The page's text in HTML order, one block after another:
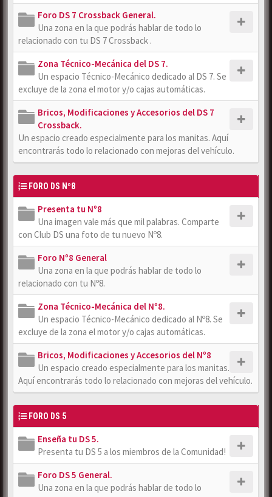
Foro DS 7 Crossback General.
Una zona en la que podrás hablar de todo lo
relacionado con tu DS 7 Crossback .
Zona Técnico-Mecánica del DS 7.
Un espacio Técnico-Mecánico dedicado al DS 7. Se
excluye de la zona el motor y/o cajas automáticas.
Bricos, Modificaciones y Accesorios del DS 7
Crossback.
Un espacio creado especialmente para los manitas. Aquí
encontrarás todo lo relacionado con mejoras del vehículo.
FORO DS Nº8
Presenta tu Nº8
Una imagen vale más que mil palabras. Comparte
con Club DS una foto de tu nuevo Nº8.
Foro Nº8 General
Una zona en la que podrás hablar de todo lo
relacionado con tu Nº8.
Zona Técnico-Mecánica del Nº8.
Un espacio Técnico-Mecánico dedicado al Nº8. Se
excluye de la zona el motor y/o cajas automáticas.
Bricos, Modificaciones y Accesorios del Nº8
Un espacio creado especialmente para los manitas.
Aquí encontrarás todo lo relacionado con mejoras del vehículo.
FORO DS 5
Enseña tu DS 5.
Presenta tu DS 5 a los miembros de la Comunidad!
Foro DS 5 General.
Una zona en la que podrás hablar de todo lo